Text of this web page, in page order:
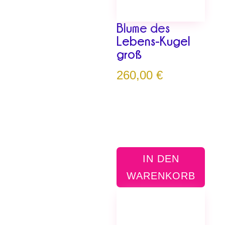
Blume des
Lebens-Kugel
groß
260,00€
IN DEN
WARENKORB